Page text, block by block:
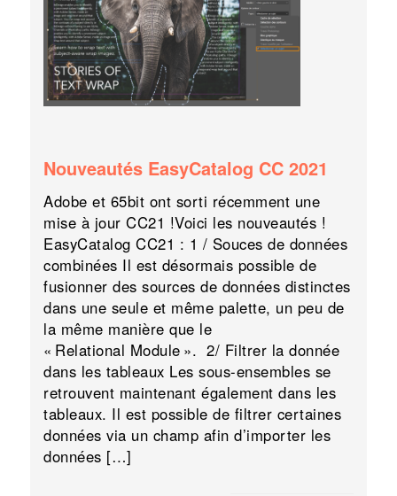
Nouveautés EasyCatalog CC 2021
Adobe et 65bit ont sorti récemment une
mise à jour CC21 !Voici les nouveautés !
EasyCatalog CC21 : 1 / Souces de données
combinées Il est désormais possible de
fusionner des sources de données distinctes
dans une seule et même palette, un peu de
la même manière que le
« Relational Module ». 2/ Filtrer la donnée
dans les tableaux Les sous-ensembles se
retrouvent maintenant également dans les
tableaux. Il est possible de filtrer certaines
données via un champ afin d’importer les
données […]